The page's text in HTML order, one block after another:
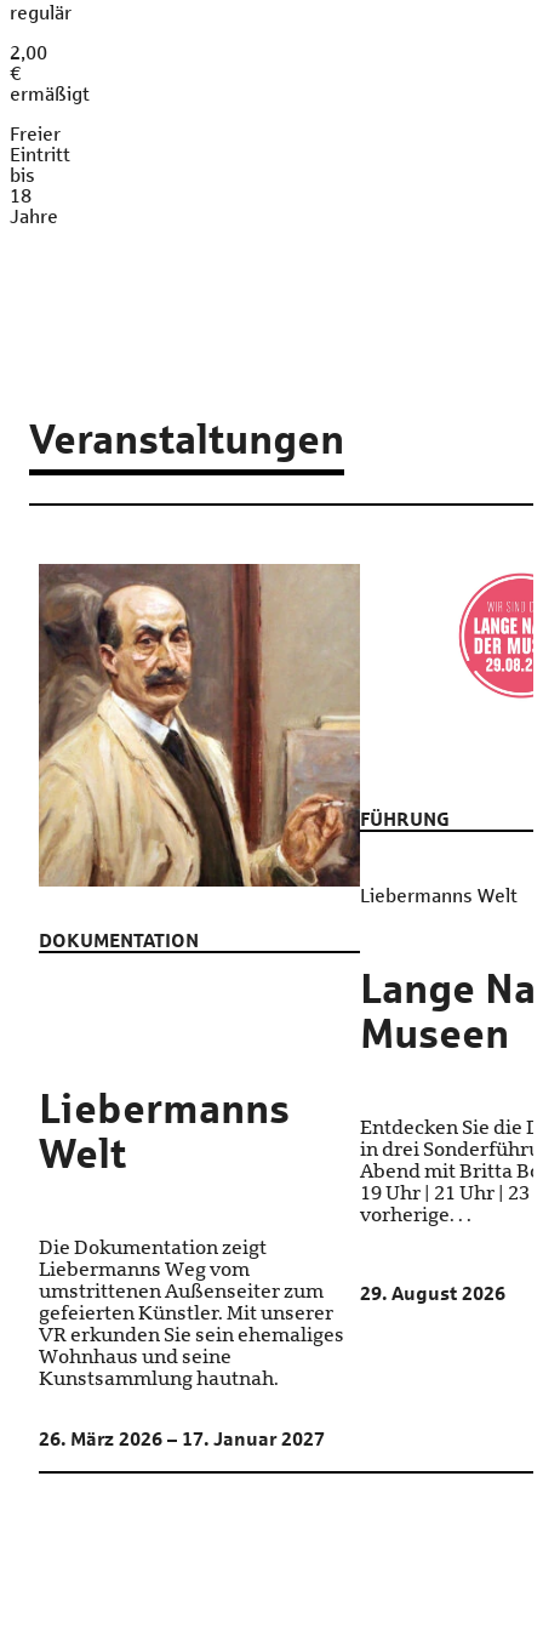
regulär
2,00
€
ermäßigt
Freier
Eintritt
bis
18
Jahre
Veranstaltungen
DOKUMENTATION
Liebermanns
Welt
Die Dokumentation zeigt
Liebermanns Weg vom
umstrittenen Außenseiter zum
gefeierten Künstler. Mit unserer
VR erkunden Sie sein ehemaliges
Wohnhaus und seine
Kunstsammlung hautnah.
26. März 2026 – 17. Januar 2027
FÜHRUNG
Liebermanns Welt
Lange
Museen
Entdecken Sie die
in drei
Abend mit Britta
19 Uhr | 21 Uhr | 23
vorherige. . .
29. August 2026